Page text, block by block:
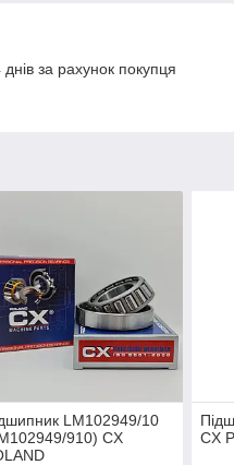
за рахунок покупця
LM102949/10
910) CX
CX